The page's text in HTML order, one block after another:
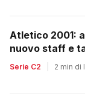
Atletico 2001:
nuovo staff e
dopo la
Serie C2 2 min di